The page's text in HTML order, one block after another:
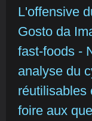
L'offensive
Gosto da
fast-foods -
analyse du
réutilisables
foire aux